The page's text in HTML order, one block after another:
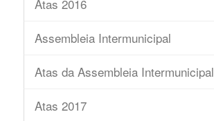
Atas 2016
Assembleia Intermunicipal
Atas da Assembleia Intermunicipal
Atas 2017